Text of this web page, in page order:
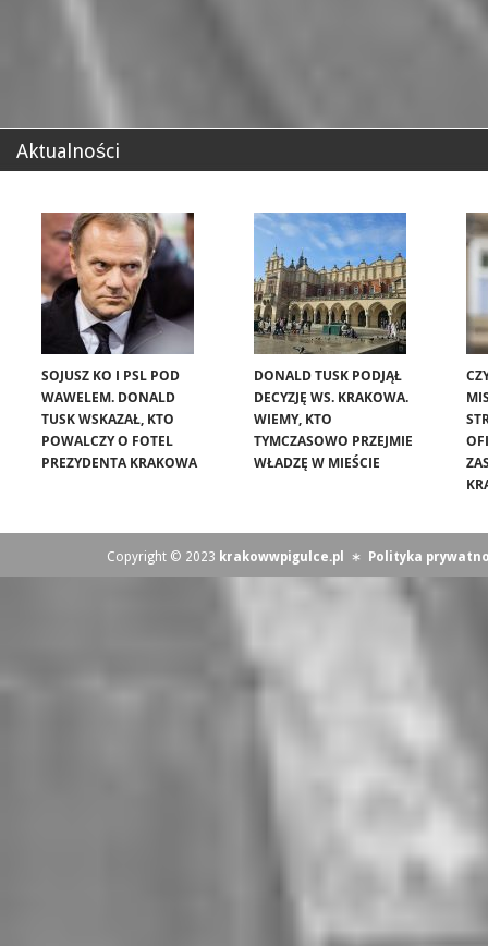
Aktualności
SOJUSZ KO I PSL POD
WAWELEM. DONALD
TUSK WSKAZAŁ, KTO
POWALCZY O FOTEL
PREZYDENTA KRAKOWA
DONALD TUSK PODJĄŁ
DECYZJĘ WS. KRAKOWA.
WIEMY, KTO
TYMCZASOWO PRZEJMIE
WŁADZĘ W MIEŚCIE
Copyright © 2023 krakowwpigulce.pl ∗ Polityka